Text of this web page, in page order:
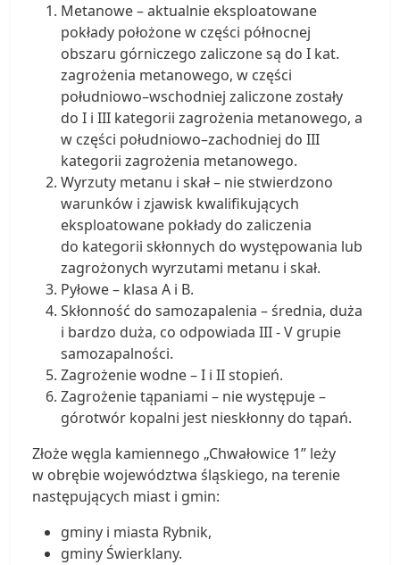
Metanowe – aktualnie eksploatowane
pokłady położone w części północnej
obszaru górniczego zaliczone są do I kat.
zagrożenia metanowego, w części
południowo–wschodniej zaliczone zostały
do I i III kategorii zagrożenia metanowego, a
w części południowo–zachodniej do III
kategorii zagrożenia metanowego.
Wyrzuty metanu i skał – nie stwierdzono
warunków i zjawisk kwalifikujących
eksploatowane pokłady do zaliczenia
do kategorii skłonnych do występowania lub
zagrożonych wyrzutami metanu i skał.
Pyłowe – klasa A i B.
Skłonność do samozapalenia – średnia, duża
i bardzo duża, co odpowiada III - V grupie
samozapalności.
Zagrożenie wodne – I i II stopień.
Zagrożenie tąpaniami – nie występuje –
górotwór kopalni jest nieskłonny do tąpań.
Złoże węgla kamiennego „Chwałowice 1” leży
w obrębie województwa śląskiego, na terenie
następujących miast i gmin:
gminy i miasta Rybnik,
gminy Świerklany.